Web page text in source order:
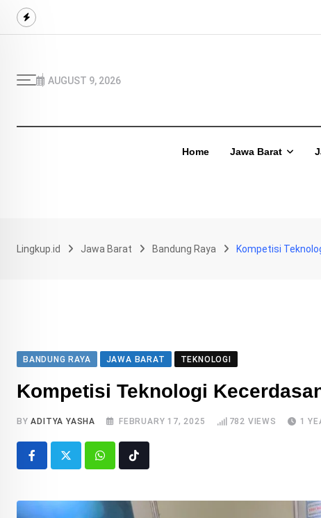
Skip
AUGUST 9, 2026
Home Jawa Barat
Lingkup.id Jawa Barat Bandung Raya Kompetisi
BANDUNG RAYA JAWA BARAT TEKNOLOGI
Kompetisi Teknologi
BYADITYA YASHA FEBRUARY 17, 2025 782 VIEWS 1
WhatsappTiktok